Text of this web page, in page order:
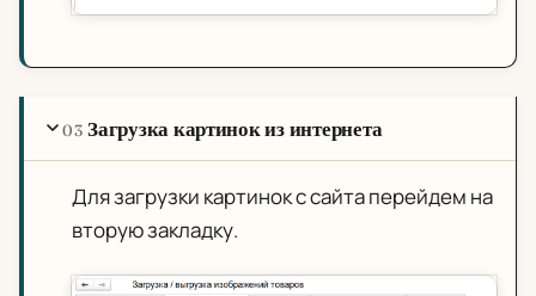
03 Загрузка картинок из интернета
Для загрузки картинок с сайта перейдем на
вторую закладку.